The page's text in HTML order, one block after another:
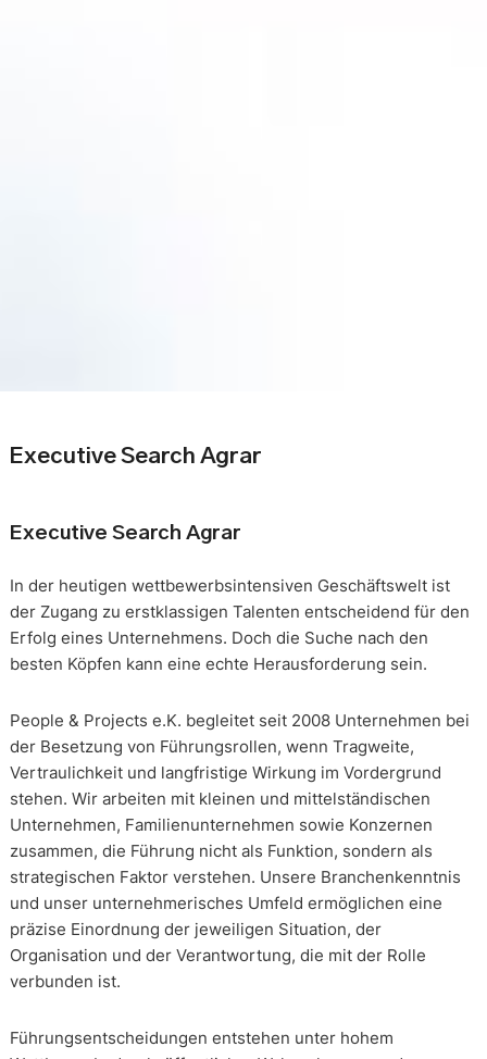
Executive Search Agrar
Executive Search Agrar
In der heutigen wettbewerbsintensiven Geschäftswelt ist
der Zugang zu erstklassigen Talenten entscheidend für den
Erfolg eines Unternehmens. Doch die Suche nach den
besten Köpfen kann eine echte Herausforderung sein.
People & Projects e.K. begleitet seit 2008 Unternehmen bei
der Besetzung von Führungsrollen, wenn Tragweite,
Vertraulichkeit und langfristige Wirkung im Vordergrund
stehen. Wir arbeiten mit kleinen und mittelständischen
Unternehmen, Familienunternehmen sowie Konzernen
zusammen, die Führung nicht als Funktion, sondern als
strategischen Faktor verstehen. Unsere Branchenkenntnis
und unser unternehmerisches Umfeld ermöglichen eine
präzise Einordnung der jeweiligen Situation, der
Organisation und der Verantwortung, die mit der Rolle
verbunden ist.
Führungsentscheidungen entstehen unter hohem